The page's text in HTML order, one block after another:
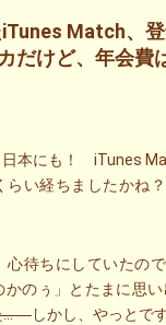
Match、
だけど、年会費
本にも！ iTunes
らい経ちましたかね
心待ちにしていたの
かのぅ」とたまに思
た…しかし、やっとで